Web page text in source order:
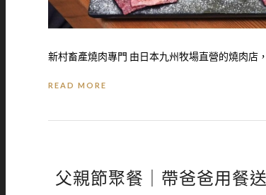
新村畜產燒肉專門 由日本九州牧場直營的燒肉店
READ MORE
父親節聚餐｜帶爸爸用餐